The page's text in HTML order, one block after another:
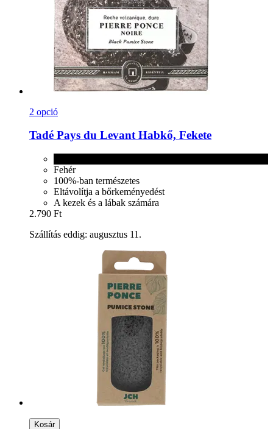
2 opció
Tadé Pays du LevantHabkő, Fekete
Fehér
100%-ban természetes
Eltávolítja a bőrkeményedést
A kezek és a lábak számára
2.790 Ft
Szállítás eddig: augusztus 11.
Kosár